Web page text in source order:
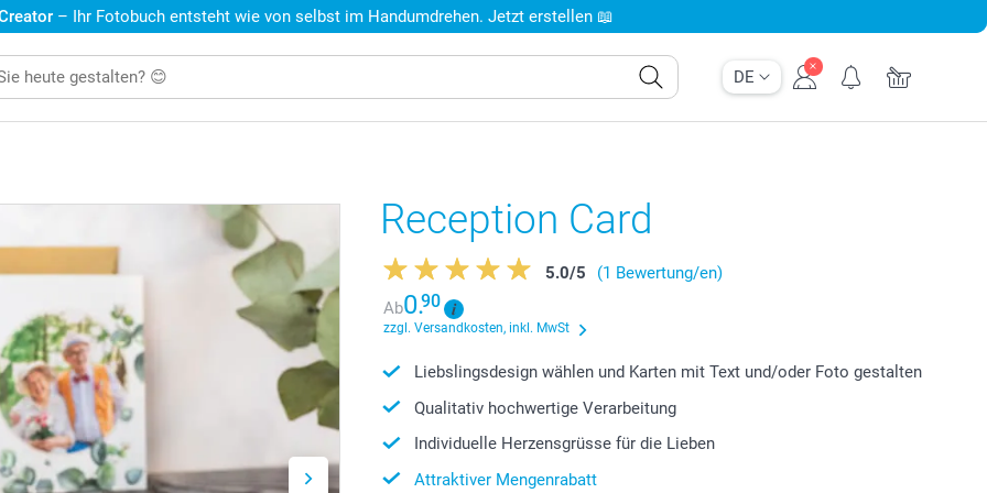
DE
– Ihr Fotobuch entsteht wie von selbst im Handumdrehen. Jetzt erstellen 📖
Reception Card
5.0/5
(1 Bewertung/en)
Ab0.90
zzgl. Versandkosten, inkl. MwSt
Liebslingsdesign wählen und Karten mit Text und/oder Foto gestalten
Qualitativ hochwertige Verarbeitung
Individuelle Herzensgrüsse für die Lieben
Attraktiver Mengenrabatt